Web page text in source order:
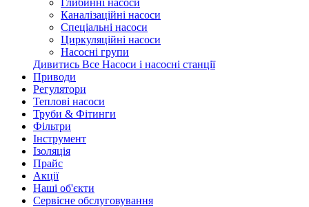
Каналізаційні насоси
Спеціальні насоси
Циркуляційні насоси
Насосні групи
Дивитись Все Насоси і насосні станції
Приводи
Регулятори
Теплові насоси
Труби & Фітинги
Фільтри
Інструмент
Ізоляція
Прайс
Акції
Наші об'єкти
Сервісне обслуговування